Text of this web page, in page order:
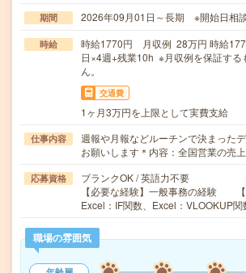
期間 2026年09月01日～長期 ※開始日相
時給
時給1770円 月収例 28万円 時給
日×4週+残業10h ※月収例を保証する
ん。
交通費
1ヶ月3万円を上限として実費支給
仕事内容
週報や月報などルーチンで決まった
お願いします＊内容：全国営業の売
応募資格
ブランクOK / 英語力不要
【必要な経験】一般事務の経験 【
Excel：IF関数、Excel：VLOOKUP
職場の雰囲気